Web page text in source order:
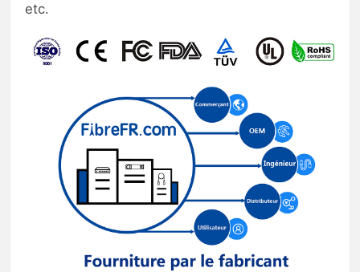
etc.